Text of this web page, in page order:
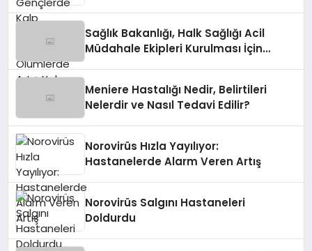
Sağlık Bakanlığı, Halk Sağlığı Acil
Müdahale Ekipleri Kurulması İçin
Meniere Hastalığı Nedir, Belirtileri
Nelerdir ve Nasıl Tedavi Edilir?
Norovirüs Hızla Yayılıyor:
Hastanelerde Alarm Veren Artış
Norovirüs Salgını Hastaneleri
Doldurdu